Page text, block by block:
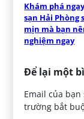
Khám phá
sạn Hải Phòng
mịn mà bạn
nghiệm ngay
Để lại một
Email của
trường bắt